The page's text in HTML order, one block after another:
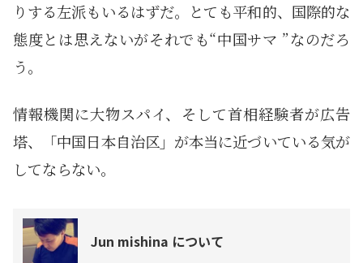
りする左派もいるはずだ。とても平和的、国際的な
態度とは思えないがそれでも“中国サマ ”なのだろ
う。
情報機関に大物スパイ、そして首相経験者が広告
塔、「中国日本自治区」が本当に近づいている気が
してならない。
Jun mishina について